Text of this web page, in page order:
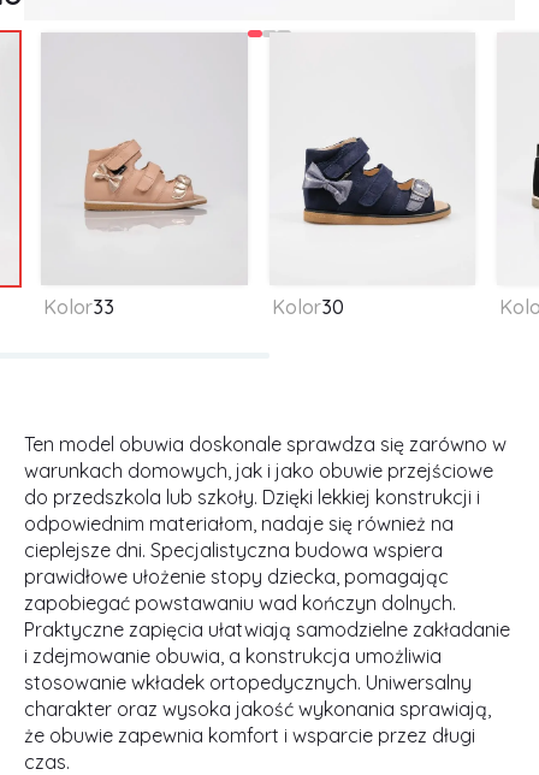
Kolor33 Kolor30
Ten model obuwia doskonale sprawdza się zarówno w
warunkach domowych, jak i jako obuwie przejściowe
do przedszkola lub szkoły. Dzięki lekkiej konstrukcji i
odpowiednim materiałom, nadaje się również na
cieplejsze dni. Specjalistyczna budowa wspiera
prawidłowe ułożenie stopy dziecka, pomagając
zapobiegać powstawaniu wad kończyn dolnych.
Praktyczne zapięcia ułatwiają samodzielne zakładanie
i zdejmowanie obuwia, a konstrukcja umożliwia
stosowanie wkładek ortopedycznych. Uniwersalny
charakter oraz wysoka jakość wykonania sprawiają,
że obuwie zapewnia komfort i wsparcie przez długi
czas.